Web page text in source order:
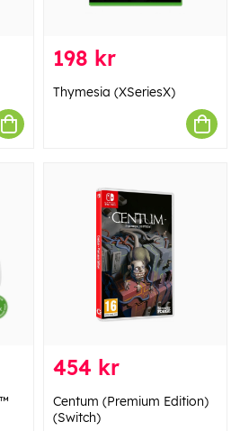
198 kr
Thymesia (XSeriesX)
454 kr
Centum (Premium Edition)
(Switch)